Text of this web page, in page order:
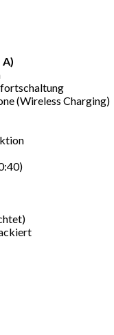
A)
(Wireless Charging)